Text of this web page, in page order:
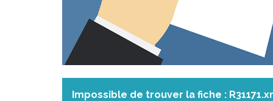
Impossible de trouver la fiche :